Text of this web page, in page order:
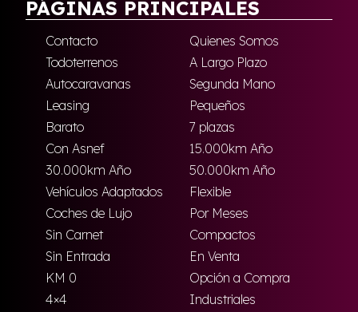
PÁGINAS PRINCIPALES
Contacto
Quienes Somos
Todoterrenos
A Largo Plazo
Autocaravanas
Segunda Mano
Leasing
Pequeños
Barato
7 plazas
Con Asnef
15.000km Año
30.000km Año
50.000km Año
Vehículos Adaptados
Flexible
Coches de Lujo
Por Meses
Sin Carnet
Compactos
Sin Entrada
En Venta
KM 0
Opción a Compra
4×4
Industriales